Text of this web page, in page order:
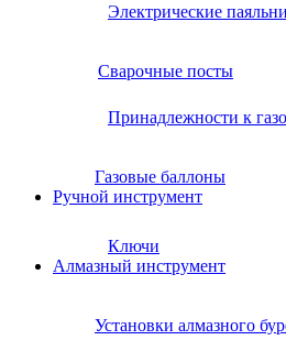
Электрические
Сварочные посты
Принадлежности к
Газовые баллоны
Ручной инструмент
Ключи
Алмазный инструмент
Установки алмазного